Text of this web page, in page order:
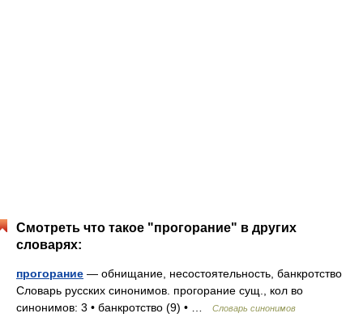
Смотреть что такое "прогорание" в других
словарях:
прогорание — обнищание, несостоятельность, банкротство
Словарь русских синонимов. прогорание сущ., кол во
синонимов: 3 • банкротство (9) • …
Словарь синонимов